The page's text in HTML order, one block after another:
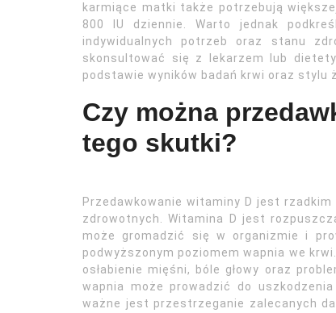
karmiące matki także potrzebują
800 IU dziennie. Warto jednak
indywidualnych potrzeb oraz stanu
skonsultować się z lekarzem lub
podstawie wyników badań krwi oraz stylu
Czy można
tego skutki?
Przedawkowanie witaminy D jest
zdrowotnych. Witamina D jest
może gromadzić się w organizmie i
podwyższonym poziomem wapnia we
osłabienie mięśni, bóle głowy oraz
wapnia może prowadzić do
ważne jest przestrzeganie zalecanych